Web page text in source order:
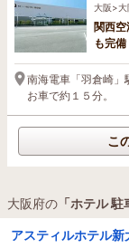
大阪>大
関西空
も完備
南海電車「羽倉崎」
お車で約１５分。
こ
大阪府の 「ホテル 駐
アスティルホテル